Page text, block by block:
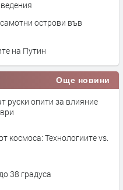
на Путин
Още новини
руски опити за влияние
космоса: Технологиите vs.
38 градуса